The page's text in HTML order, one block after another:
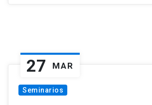
27 MAR
Seminarios